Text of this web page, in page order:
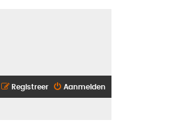
Aanmelden
Registreer